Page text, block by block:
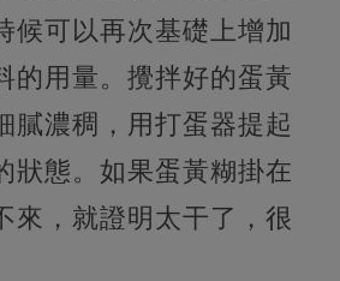
候可以再次基礎上增加
的用量。攪拌好的蛋黃
膩濃稠，用打蛋器提起
狀態。如果蛋黃糊掛在
來，就證明太干了，很